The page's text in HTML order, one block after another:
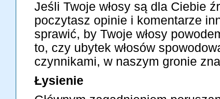
Jeśli Twoje włosy są dla Ciebie
poczytasz opinie i komentarze
sprawić, by Twoje włosy
to, czy ubytek włosów
czynnikami, w naszym gronie
Łysienie